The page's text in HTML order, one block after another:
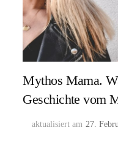
Mythos Mama.
Geschichte vom
aktualisiert am 27.